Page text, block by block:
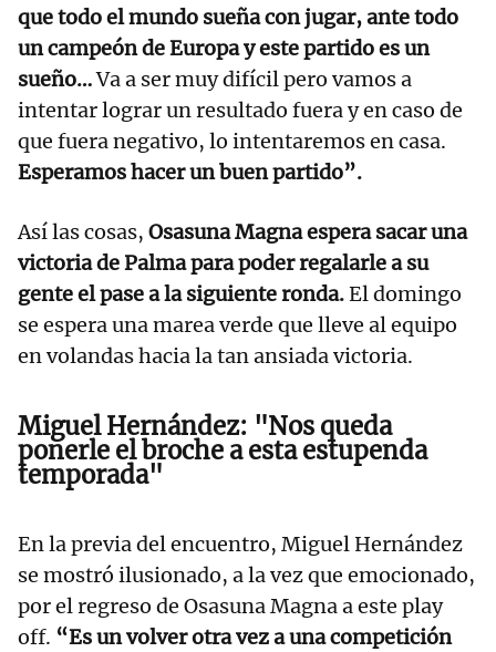
que todo el mundo sueña con jugar, ante todo
un campeón de Europa y este partido es un
sueño…Va a ser muy difícil pero vamos a
intentar lograr un resultado fuera y en caso de
que fuera negativo, lo intentaremos en casa.
Esperamos hacer un buen partido”.
Así las cosas, Osasuna Magna espera sacar una
victoria de Palma para poder regalarle a su
gente el pase a la siguiente ronda.El domingo
se espera una marea verde que lleve al equipo
en volandas hacia la tan ansiada victoria.
Miguel Hernández: "Nos queda
ponerle el broche a esta estupenda
temporada"
En la previa del encuentro, Miguel Hernández
se mostró ilusionado, a la vez que emocionado,
por el regreso de Osasuna Magna a este play
off. “Es un volver otra vez a una competición